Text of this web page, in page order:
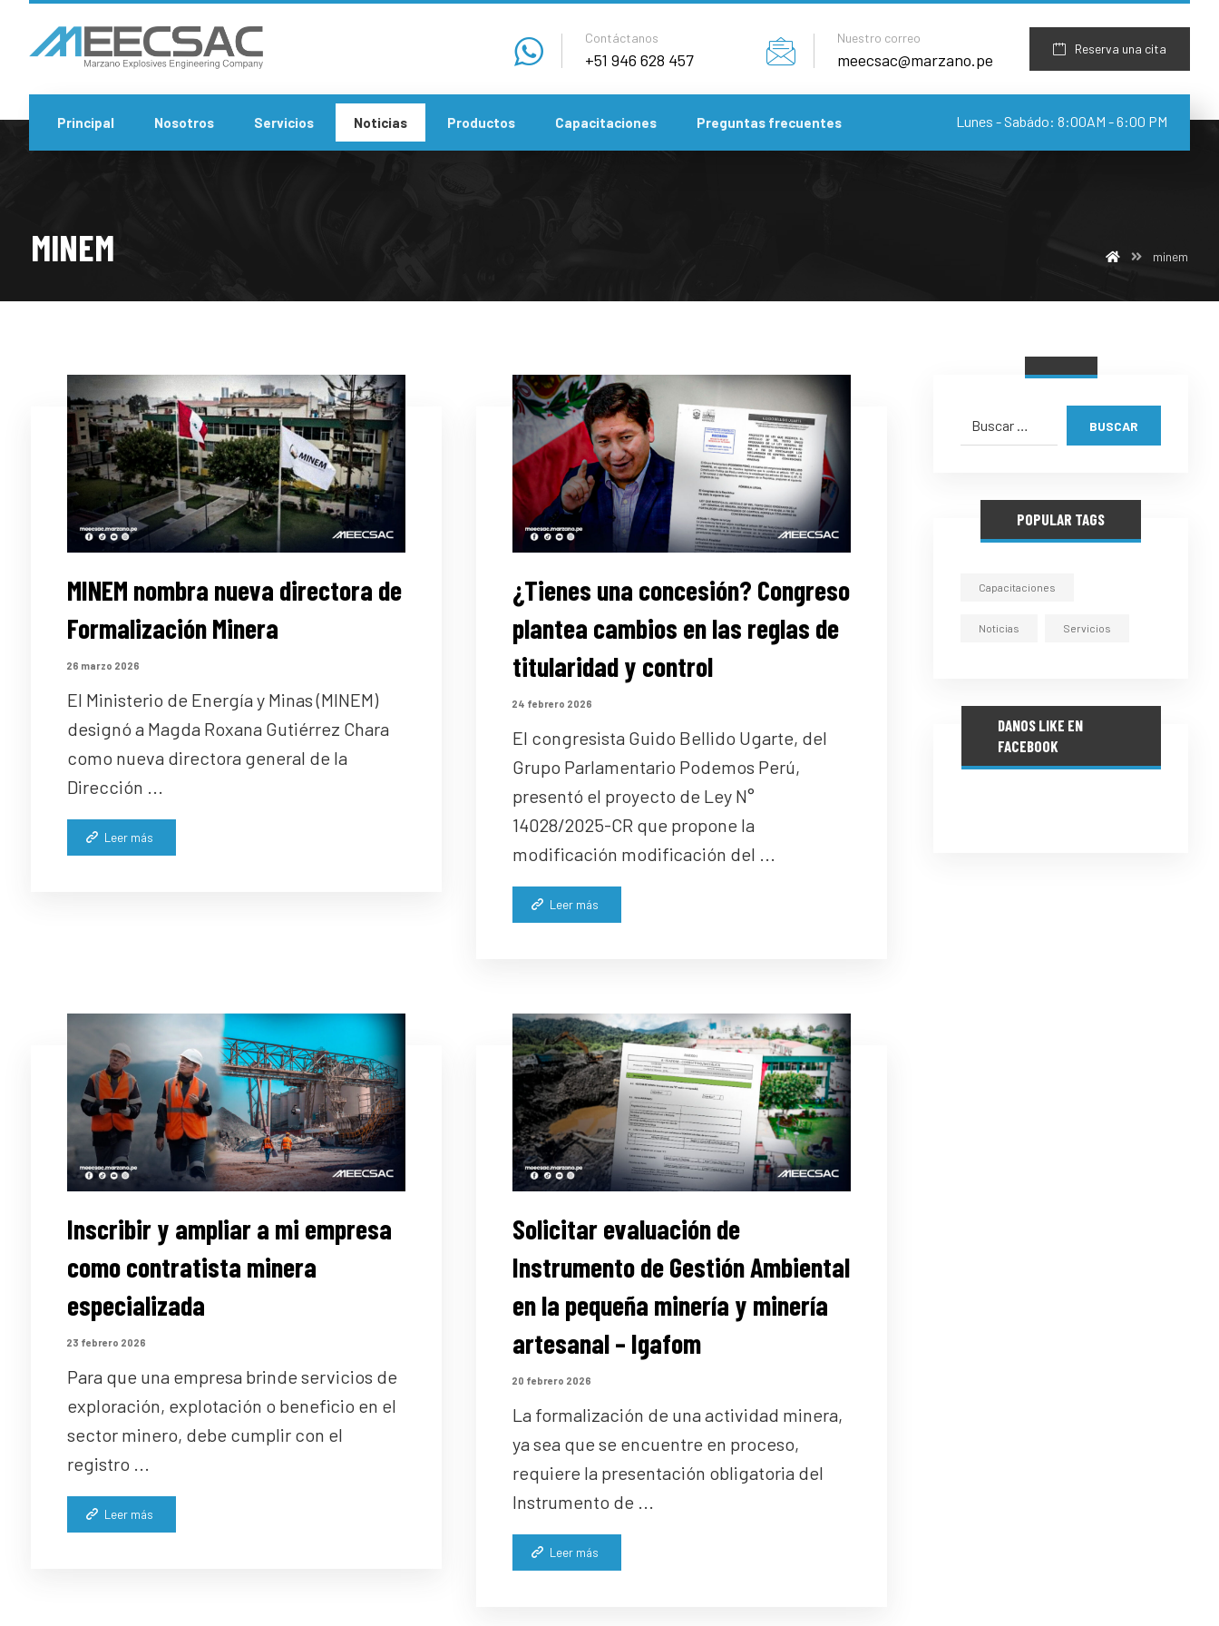
Reserva una cita
Nuestro correo
meecsac@marzano.pe
Contáctanos
+51 946 628 457
Principal Nosotros Servicios Noticias Productos Capacitaciones Preguntas frecuentes Lunes - Sabádo: 8:00AM - 6:00 PM
MINEM minem
MINEM nombra nueva directora de
Formalización Minera
26 marzo 2026
El Ministerio de Energía y Minas (MINEM)
designó a Magda Roxana Gutiérrez Chara
como nueva directora general de la
Dirección ...
Leer más
¿Tienes una concesión? Congreso
plantea cambios en las reglas de
titularidad y control
24 febrero 2026
El congresista Guido Bellido Ugarte, del
Grupo Parlamentario Podemos Perú,
presentó el proyecto de Ley N°
14028/2025-CR que propone la
modificación modificación del ...
Leer más
Inscribir y ampliar a mi empresa
como contratista minera
especializada
23 febrero 2026
Para que una empresa brinde servicios de
exploración, explotación o beneficio en el
sector minero, debe cumplir con el
registro ...
Leer más
Solicitar evaluación de
Instrumento de Gestión Ambiental
en la pequeña minería y minería
artesanal – Igafom
20 febrero 2026
La formalización de una actividad minera,
ya sea que se encuentre en proceso,
requiere la presentación obligatoria del
Instrumento de ...
Leer más
BUSCAR
POPULAR TAGS
Capacitaciones
Noticias Servicios
DANOS LIKE EN
FACEBOOK